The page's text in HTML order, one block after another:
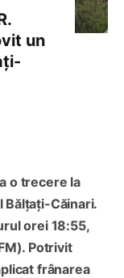
un
o trecere la
Bălțați-Căinari.
orei 18:55,
Potrivit
frânarea